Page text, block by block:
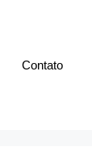
Contato